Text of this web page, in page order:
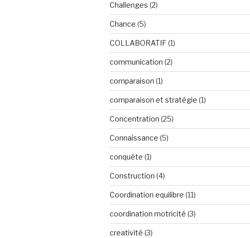
Challenges (2)
Chance (5)
COLLABORATIF(1)
communication (2)
comparaison (1)
comparaison et stratégie (1)
Concentration (25)
Connaissance (5)
conquête (1)
Construction (4)
Coordination equilibre (11)
coordination motricité (3)
creativité (3)